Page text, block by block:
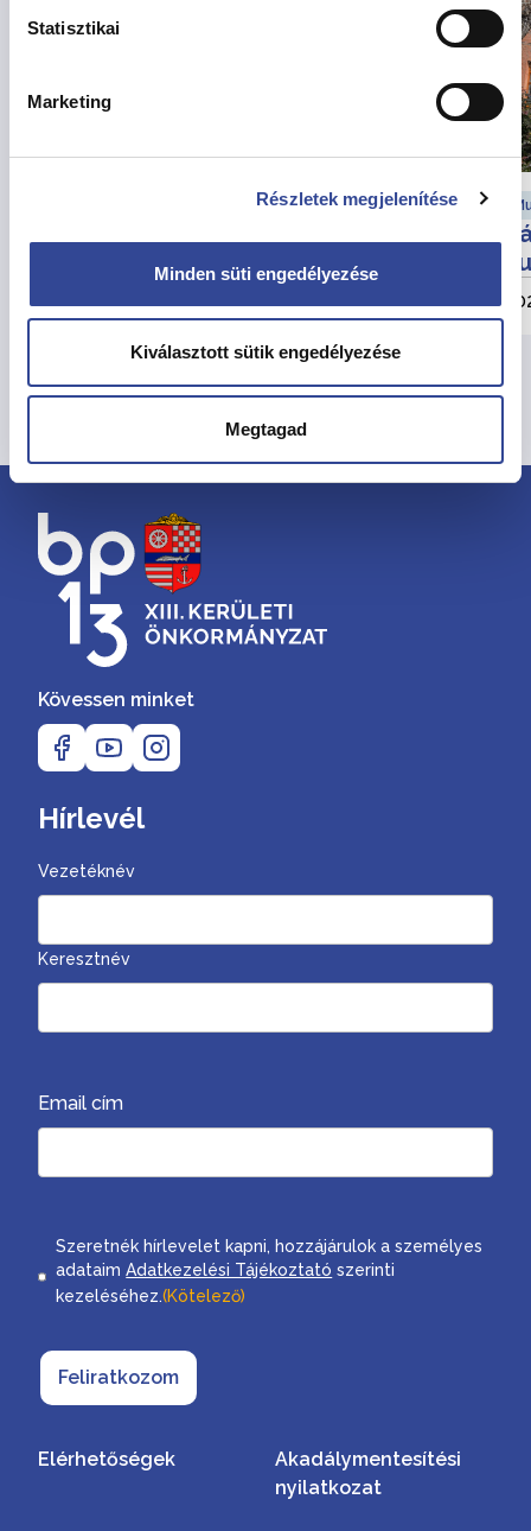
Statisztikai
Marketing
Részletek megjelenítése
Minden süti engedélyezése
Kiválasztott sütik engedélyezése
Megtagad
Kövessen minket
Hírlevél
Vezetéknév
Keresztnév
Email cím
Consent
Szeretnék hírlevelet kapni, hozzájárulok a személyes
adataimAdatkezelési Tájékoztató szerinti
kezeléséhez.(Kötelező)
Feliratkozom
Elérhetőségek
Akadálymentesítési
nyilatkozat